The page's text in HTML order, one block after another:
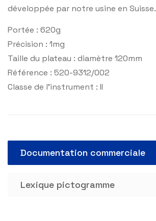
développée par notre usine en Suisse.
Portée : 620g
Précision : 1mg
Taille du plateau : diamètre 120mm
Référence : 520-9312/002
Classe de l’instrument : II
Documentation commerciale
Lexique pictogramme